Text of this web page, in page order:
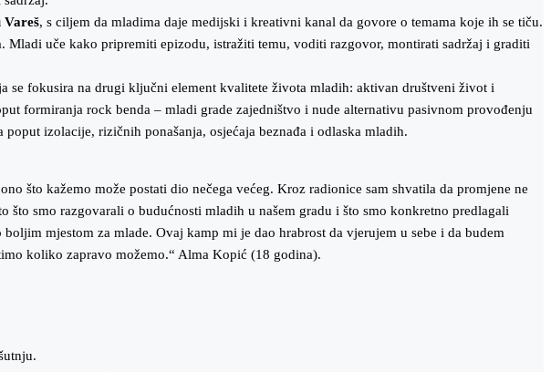
Vareš, s ciljem da mladima daje medijski i kreativni kanal da govore o temama koje ih se tiču.
uče kako pripremiti epizodu, istražiti temu, voditi razgovor, montirati sadržaj i graditi
se fokusira na drugi ključni element kvalitete života mladih: aktivan društveni život i
formiranja rock benda – mladi grade zajedništvo i nude alternativu pasivnom provođenju
izolacije, rizičnih ponašanja, osjećaja beznađa i odlaska mladih.
što kažemo može postati dio nečega većeg. Kroz radionice sam shvatila da promjene ne
smo razgovarali o budućnosti mladih u našem gradu i što smo konkretno predlagali
mjestom za mlade. Ovaj kamp mi je dao hrabrost da vjerujem u sebe i da budem
koliko zapravo možemo.“ Alma Kopić (18 godina).